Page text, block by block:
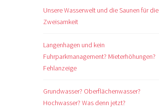
Unsere Wasserwelt und die Saunen für die
Zweisamkeit
Langenhagen und kein
Fuhrparkmanagement? Mieterhöhungen?
Fehlanzeige
Grundwasser? Oberflächenwasser?
Hochwasser? Was denn jetzt?